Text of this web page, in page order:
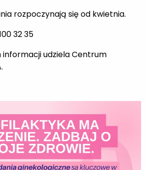
rozpoczynają się od kwietnia.
32 35
informacji udziela Centrum